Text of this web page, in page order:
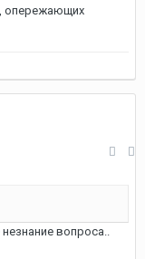
опережающих
вопроса..